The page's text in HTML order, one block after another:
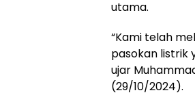
utama.
“Kami telah
pasokan listrik
ujar
(29/10/2024).